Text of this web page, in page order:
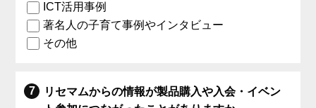
ICT活用事例
著名人の子育て事例やインタビュー
その他
リセマムからの情報が製品購入や入会・イベン